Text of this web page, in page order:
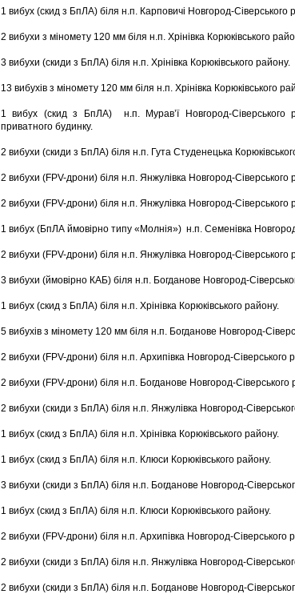
1 вибух (скид з БпЛА) біля н.п. Карповичі Новгород-Сіверського
2 вибухи з міномету 120 мм біля н.п. Хрінівка Корюківського
3 вибухи (скиди з БпЛА) біля н.п. Хрінівка Корюківського району.
13 вибухів з міномету 120 мм біля н.п. Хрінівка Корюківського
1 вибух (скид з БпЛА) н.п. Мурав’ї Новгород-Сіверського
приватного будинку.
2 вибухи (скиди з БпЛА) біля н.п. Гута Студенецька
2 вибухи (FPV-дрони) біля н.п. Янжулівка Новгород-Сіверського
2 вибухи (FPV-дрони) біля н.п. Янжулівка Новгород-Сіверського
1 вибух (БпЛА ймовірно типу «Молнія») н.п. Семенівка
2 вибухи (FPV-дрони) біля н.п. Янжулівка Новгород-Сіверського
3 вибухи (ймовірно КАБ) біля н.п. Богданове Новгород-
1 вибух (скид з БпЛА) біля н.п. Хрінівка Корюківського району.
5 вибухів з міномету 120 мм біля н.п. Богданове Новгород-
2 вибухи (FPV-дрони) біля н.п. Архипівка Новгород-Сіверського
2 вибухи (FPV-дрони) біля н.п. Богданове Новгород-Сіверського
2 вибухи (скиди з БпЛА) біля н.п. Янжулівка Новгород-
1 вибух (скид з БпЛА) біля н.п. Хрінівка Корюківського району.
1 вибух (скид з БпЛА) біля н.п. Клюси Корюківського району.
3 вибухи (скиди з БпЛА) біля н.п. Богданове Новгород-
1 вибух (скид з БпЛА) біля н.п. Клюси Корюківського району.
2 вибухи (FPV-дрони) біля н.п. Архипівка Новгород-Сіверського
2 вибухи (скиди з БпЛА) біля н.п. Янжулівка Новгород-
2 вибухи (скиди з БпЛА) біля н.п. Богданове Новгород-